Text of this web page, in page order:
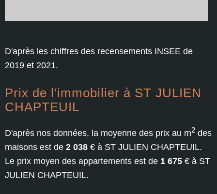
D'après les chiffres des recensements INSEE de
2019 et 2021.
Prix de l'immobilier à ST JULIEN
CHAPTEUIL
D'après nos données, la moyenne des prix au m2 des
maisons est de 2 038 € à ST JULIEN CHAPTEUIL.
Le prix moyen des appartements est de 1 675 € à ST
JULIEN CHAPTEUIL.